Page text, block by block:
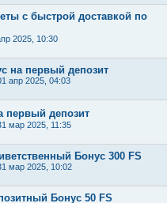
с быстрой доставкой по
2025, 10:30
на первый депозит
апр 2025, 04:03
первый депозит
мар 2025, 11:35
Бонус 300 FS
мар 2025, 10:02
Бонус 50 FS